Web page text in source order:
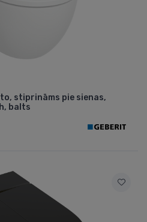
stiprināms pie sienas,
balts